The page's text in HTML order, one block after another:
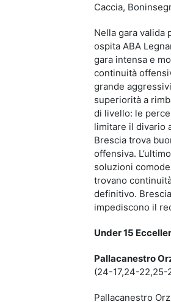
Caccia,
Nella gara valida
ospita ABA
gara intensa e
continuità
grande
superiorità a
di livello: le
limitare il divario
Brescia trova
offensiva.
soluzioni
trovano
definitivo.
impediscono il
Under 15
Pallacanestro
(24-17,24-22,25-
Pallacanestro